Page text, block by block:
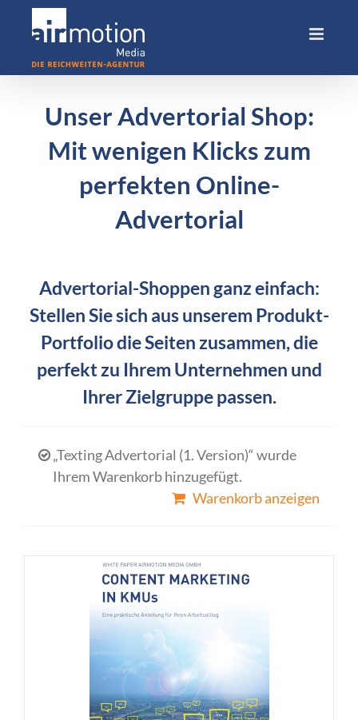
Unser Advertorial Shop:
Mit wenigen Klicks zum
perfekten Online-
Advertorial
Advertorial-Shoppen ganz einfach:
Stellen Sie sich aus unserem Produkt-
Portfolio die Seiten zusammen, die
perfekt zu Ihrem Unternehmen und
Ihrer Zielgruppe passen.
„Texting Advertorial (1. Version)“ wurde
Ihrem Warenkorb hinzugefügt.
Warenkorb anzeigen